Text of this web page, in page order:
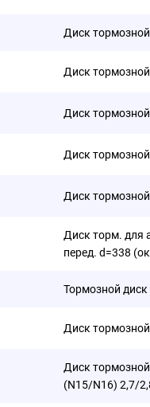
Диск тормозной
Диск тормозной
Диск тормозной
Диск тормозной
Диск тормозной
Диск торм. для
перед. d=338
Тормозной диск
Диск тормозной
Диск тормозной
(N15/N16) 2,7/